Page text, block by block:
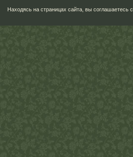
Находясь на страницах сайта, вы соглашаетесь с